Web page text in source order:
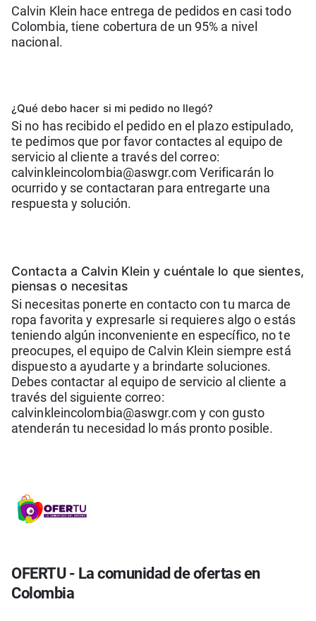
Calvin Klein hace entrega de pedidos en casi todo
Colombia, tiene cobertura de un 95% a nivel
nacional.
¿Qué debo hacer si mi pedido no llegó?
Si no has recibido el pedido en el plazo estipulado,
te pedimos que por favor contactes al equipo de
servicio al cliente a través del correo:
calvinkleincolombia@aswgr.com Verificarán lo
ocurrido y se contactaran para entregarte una
respuesta y solución.
Contacta a Calvin Klein y cuéntale lo que sientes,
piensas o necesitas
Si necesitas ponerte en contacto con tu marca de
ropa favorita y expresarle si requieres algo o estás
teniendo algún inconveniente en específico, no te
preocupes, el equipo de Calvin Klein siempre está
dispuesto a ayudarte y a brindarte soluciones.
Debes contactar al equipo de servicio al cliente a
través del siguiente correo:
calvinkleincolombia@aswgr.com y con gusto
atenderán tu necesidad lo más pronto posible.
OFERTU - La comunidad de ofertas en
Colombia